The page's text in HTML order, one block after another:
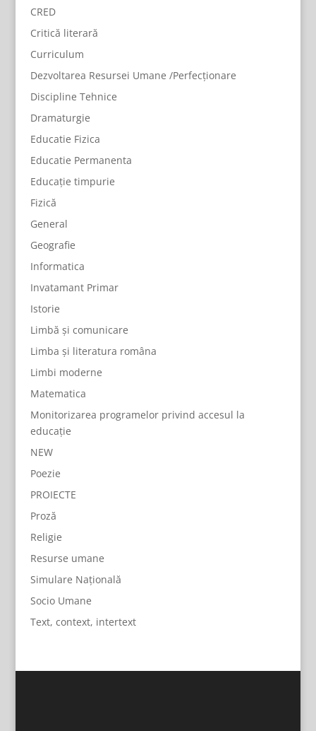
CRED
Critică literară
Curriculum
Dezvoltarea Resursei Umane /Perfecționare
Discipline Tehnice
Dramaturgie
Educatie Fizica
Educatie Permanenta
Educație timpurie
Fizică
General
Geografie
Informatica
Invatamant Primar
Istorie
Limbă și comunicare
Limba și literatura româna
Limbi moderne
Matematica
Monitorizarea programelor privind accesul la
educație
NEW
Poezie
PROIECTE
Proză
Religie
Resurse umane
Simulare Națională
Socio Umane
Text, context, intertext